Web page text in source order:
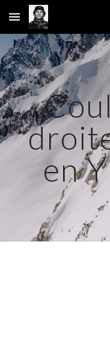
Skip to main content
en